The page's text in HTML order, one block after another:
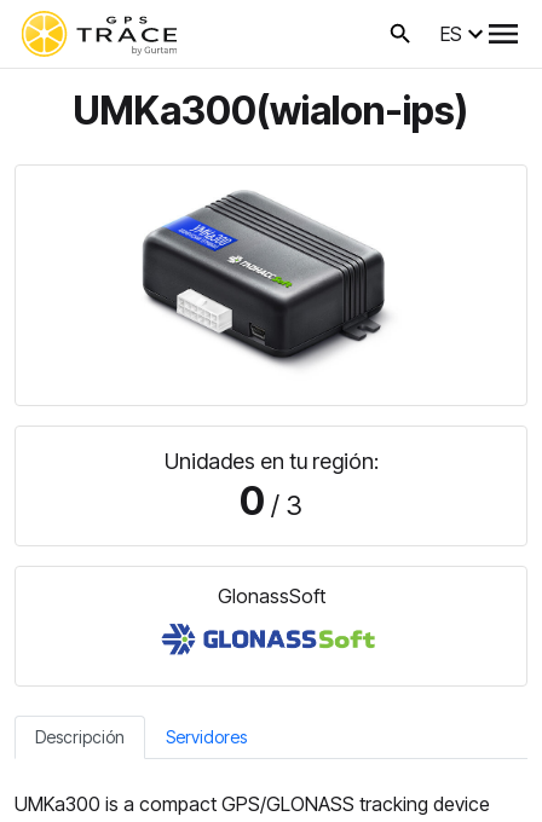
ES
UMKa300(wialon-ips)
Unidades en tu región:
0 / 3
GlonassSoft
Descripción Servidores
UMKa300 is a compact GPS/GLONASS tracking device